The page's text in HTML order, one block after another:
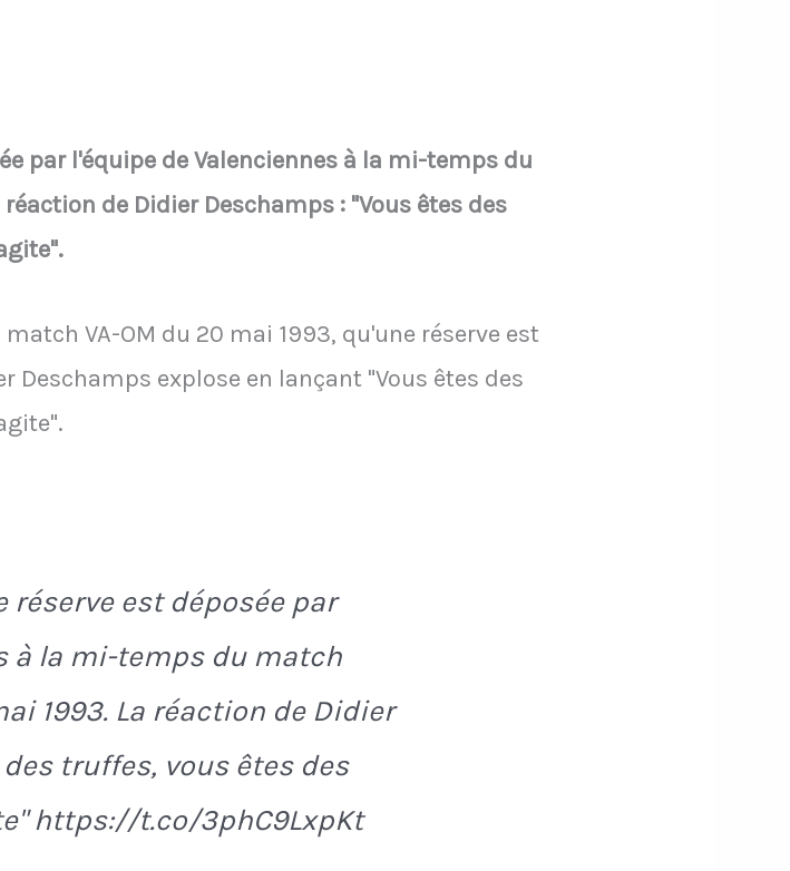
par l'équipe de Valenciennes à la mi-temps du
de Didier Deschamps : "Vous êtes des
VA-OM du 20 mai 1993, qu'une réserve est
Deschamps explose en lançant "Vous êtes des
est déposée par
à la mi-temps du match
1993. La réaction de Didier
truffes, vous êtes des
https://t.co/3phC9LxpKt